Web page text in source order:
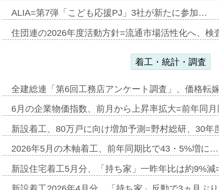
ALIA=第7弾「こども応援PJ」3社が新たに参加…
住団連の2026年度活動方針=流通市場活性化へ、検
着工・統計・調査
全建総連「第6回工務店アンケート調査」、価格転
6月の企業物価指数、前月から上昇率拡大=前年同
新設着工、80万戸に向け増加予測=野村総研、30年
2026年5月の木軸着工、前年同期比で43・5%増に…
新設住宅着工5月分、「持ち家」一昨年比は約9%